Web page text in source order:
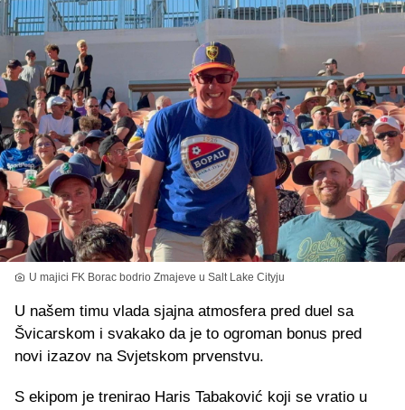
U majici FK Borac bodrio Zmajeve u Salt Lake Cityju
U našem timu vlada sjajna atmosfera pred duel sa
Švicarskom i svakako da je to ogroman bonus pred
novi izazov na Svjetskom prvenstvu.
S ekipom je trenirao Haris Tabaković koji se vratio u